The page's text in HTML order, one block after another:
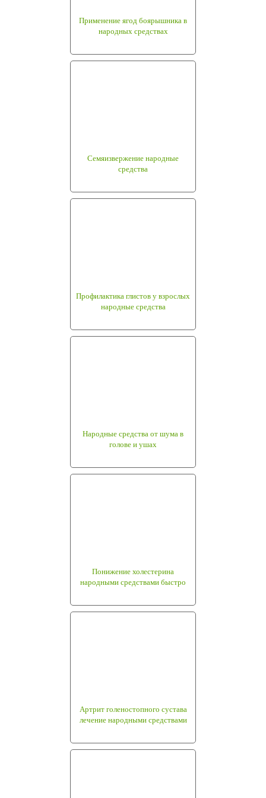
Применение ягод боярышника в
народных средствах
Семяизвержение народные
средства
Профилактика глистов у взрослых
народные средства
Народные средства от шума в
голове и ушах
Понижение холестерина
народными средствами быстро
Артрит голеностопного сустава
лечение народными средствами